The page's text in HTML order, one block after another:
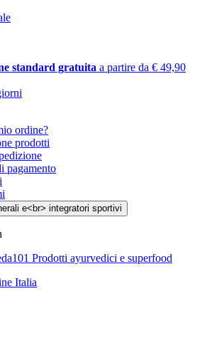
standard gratuita a partire da € 49,90
ordine?
prodotti
pagamento
Prodotti ayurvedici e superfood